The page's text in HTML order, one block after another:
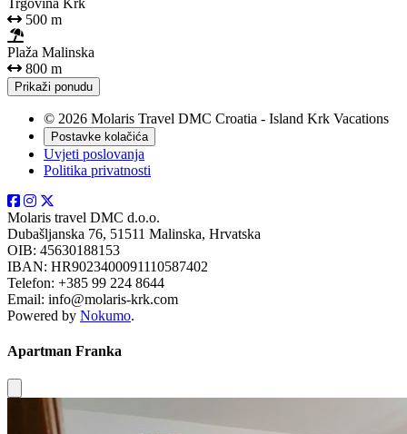
500 m
Plaža Malinska
800 m
Prikaži ponudu
© 2026 Molaris Travel DMC Croatia - Island Krk Vacations
Postavke kolačića
Uvjeti poslovanja
Politika privatnosti
Molaris travel DMC d.o.o.
Dubašljanska 76, 51511 Malinska, Hrvatska
OIB: 45630188153
IBAN: HR9023400091110587402
Telefon: +385 99 224 8644
Email: info@molaris-krk.com
Powered by Nokumo.
Apartman Franka
Close modal